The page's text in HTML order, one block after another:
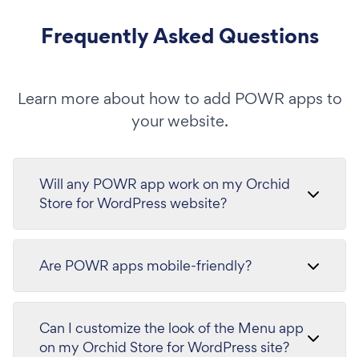
Frequently Asked Questions
Learn more about how to add POWR apps to
your website.
Will any POWR app work on my Orchid
Store for WordPress website?
Are POWR apps mobile-friendly?
Can I customize the look of the Menu app
on my Orchid Store for WordPress site?